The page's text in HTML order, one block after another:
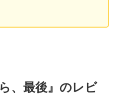
、最後』のレビ